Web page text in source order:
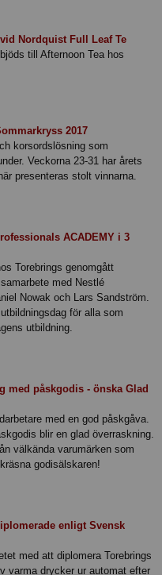
Nordquist Full Leaf Te
till Afternoon Tea hos
2017
korsordslösning som
Veckorna 23-31 har årets
presenteras stolt vinnarna.
ACADEMY i 3
Torebrings genomgått
med Nestlé
Nowak och Lars Sandström.
för alla som
utbildning.
med påskgodis - önska Glad
med en god påskgåva.
blir en glad överraskning.
välkända varumärken som
godisälskaren!
enligt Svensk
med att diplomera Torebrings
varma drycker ur automat efter